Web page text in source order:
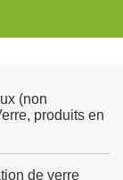
(non
produits en
de verre